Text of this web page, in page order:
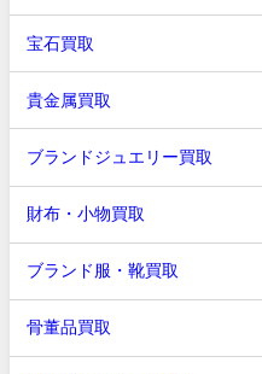
宝石買取
貴金属買取
ブランドジュエリー買取
財布・小物買取
ブランド服・靴買取
骨董品買取